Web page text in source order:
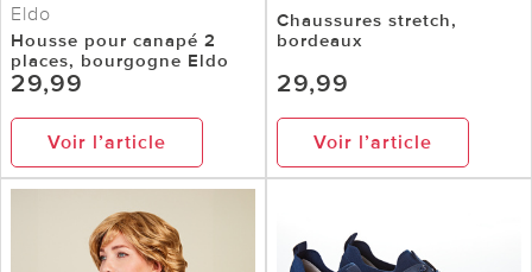
Eldo
Housse pour canapé 2
places, bourgogne Eldo
29,99
Voir l’article
Chaussures stretch,
bordeaux
29,99
Voir l’article